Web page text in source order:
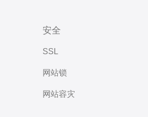
安全
SSL
网站锁
网站容灾